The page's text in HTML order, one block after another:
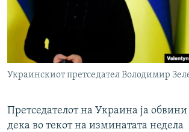
Украинскиот претседател Володимир
Претседателот на Украина ја обвини
дека во текот на изминатата недела